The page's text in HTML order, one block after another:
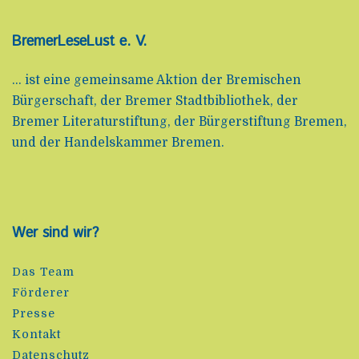
BremerLeseLust e. V.
... ist eine gemeinsame Aktion der Bremischen
Bürgerschaft, der Bremer Stadtbibliothek, der
Bremer Literaturstiftung, der Bürgerstiftung Bremen,
und der Handelskammer Bremen.
Wer sind wir?
Das Team
Förderer
Presse
Kontakt
Datenschutz